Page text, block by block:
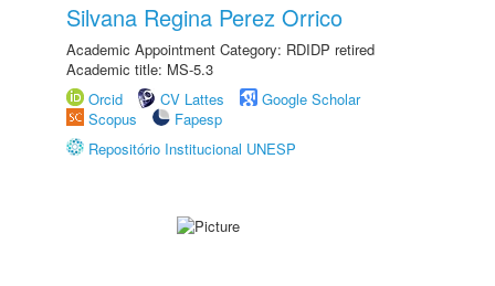
Silvana Regina Perez Orrico
Academic Appointment Category: RDIDP retired
Academic title: MS-5.3
Orcid
CV Lattes
Google Scholar
Scopus
Fapesp
Repositório Institucional UNESP